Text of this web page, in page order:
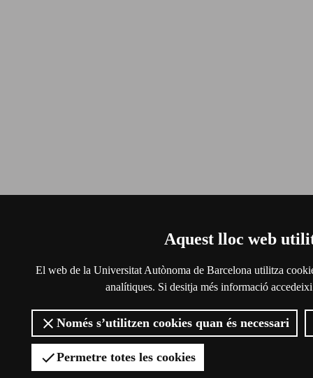
Aquest lloc web
El web de la Universitat Autònoma de Barcelona utilitza
analítiques. Si desitja més informació
Només s’utilitzen cookies quan és necessari
Permetre totes les cookies